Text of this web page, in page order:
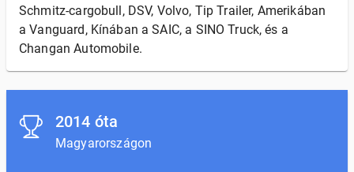
Schmitz-cargobull, DSV, Volvo, Tip Trailer, Amerikában
a Vanguard, Kínában a SAIC, a SINO Truck, és a
Changan Automobile.
2014 óta
Magyarországon